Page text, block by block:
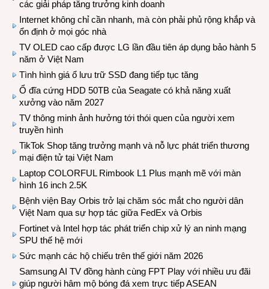
các giải pháp tăng trưởng kinh doanh
Internet không chỉ cần nhanh, mà còn phải phủ rộng khắp và
ổn định ở mọi góc nhà
TV OLED cao cấp được LG lần đầu tiên áp dụng bảo hành 5
năm ở Việt Nam
Tình hình giá ổ lưu trữ SSD đang tiếp tục tăng
Ổ đĩa cứng HDD 50TB của Seagate có khả năng xuất
xưởng vào năm 2027
TV thông minh ảnh hưởng tới thói quen của người xem
truyền hình
TikTok Shop tăng trưởng mạnh và nỗ lực phát triển thương
mại điện tử tại Việt Nam
Laptop COLORFUL Rimbook L1 Plus mạnh mẽ với màn
hình 16 inch 2.5K
Bệnh viện Bay Orbis trở lại chăm sóc mắt cho người dân
Việt Nam qua sự hợp tác giữa FedEx và Orbis
Fortinet và Intel hợp tác phát triển chip xử lý an ninh mạng
SPU thế hệ mới
Sức mạnh các hộ chiếu trên thế giới năm 2026
Samsung AI TV đồng hành cùng FPT Play với nhiều ưu đãi
giúp người hâm mộ bóng đá xem trực tiếp ASEAN